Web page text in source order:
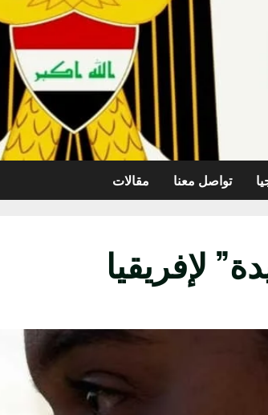
تواصل معنا مقالات
لإفريقيا